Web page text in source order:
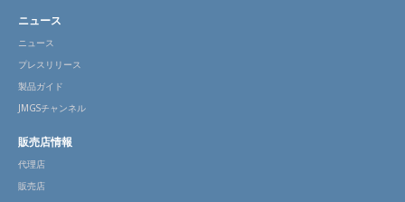
ニュース
ニュース
プレスリリース
製品ガイド
JMGSチャンネル
販売店情報
代理店
販売店